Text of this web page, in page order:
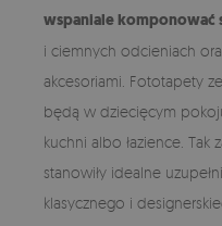
wspaniale komponować
i ciemnych odcieniach
akcesoriami. Fototapety
będą w dziecięcym
kuchni albo łazience.
stanowiły idealne
klasycznego i